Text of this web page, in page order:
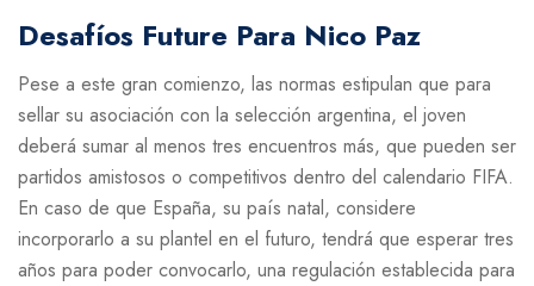
Desafíos Future Para Nico Paz
Pese a este gran comienzo, las normas estipulan que para
sellar su asociación con la selección argentina, el joven
deberá sumar al menos tres encuentros más, que pueden ser
partidos amistosos o competitivos dentro del calendario FIFA.
En caso de que España, su país natal, considere
incorporarlo a su plantel en el futuro, tendrá que esperar tres
años para poder convocarlo, una regulación establecida para